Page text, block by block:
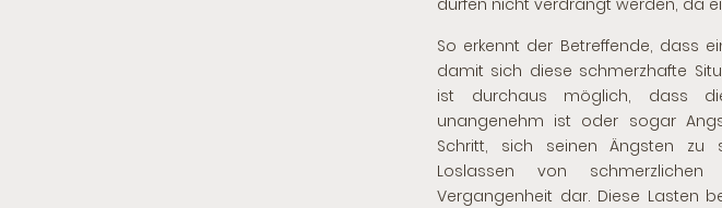
dürfen nicht verdrängt werden, da
So erkennt der Betreffende, dass
damit sich diese schmerzhafte
ist durchaus möglich, dass
unangenehm ist oder sogar
Schritt, sich seinen Ängsten zu
Loslassen von
Vergangenheit dar. Diese Lasten